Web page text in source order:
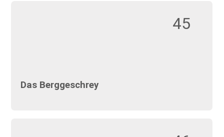
45
Das Berggeschrey